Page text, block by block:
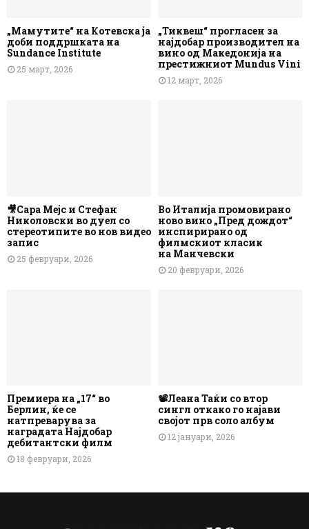
„Мамутите“ на Котевска ја
доби поддршката на
Sundance Institute
25 март, 2026
„Тиквеш“ прогласен за
најдобар производител на
вино од Македонија на
престижниот Mundus Vini
12 март, 2026
🎥Сара Мејс и Стефан
Николовски во дуел со
стереотипите во нов видео
запис
25 февруари, 2026
Во Италија промовирано
ново вино „Пред дождот“
инспирирано од
филмскиот класик
на Манчевски
20 февруари, 2026
Премиера на „17“ во
Берлин, ќе се
натпреварува за
наградата Најдобар
дебитантски филм
18 февруари, 2026
📽️Леана Таќи со втор
сингл откако го најави
својот прв соло албум
12 јануари, 2026